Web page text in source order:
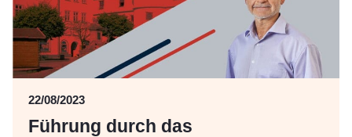
22/08/2023
Führung durch das